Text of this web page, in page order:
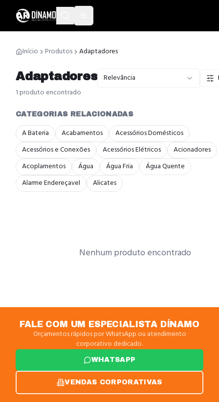
Início Produtos Adaptadores
Adaptadores
1produto encontrado
Relevância
CATEGORIAS RELACIONADAS
A Bateria Acabamentos
Acessórios Domésticos
Acessórios e Conexões
Acessórios Elétricos
Acionadores
Acoplamentos
Água Água Fria
Água Quente
Alarme Endereçavel
Alicates
Nenhum produto encontrado
FALE COM UM ESPECIALISTA DÍNAMO
Orçamentos rápidos por WhatsApp ou atendimento
corporativo dedicado.
WHATSAPP
VENDAS CORPORATIVAS